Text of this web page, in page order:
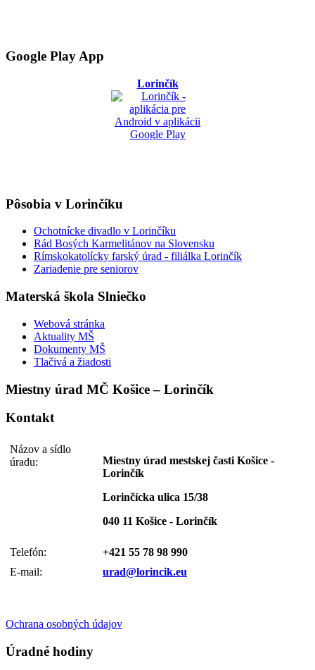
Google Play App
Lorinčík
Pôsobia v Lorinčíku
Ochotnícke divadlo v Lorinčíku
Rád Bosých Karmelitánov na Slovensku
Rímskokatolícky farský úrad - filiálka Lorinčík
Zariadenie pre seniorov
Materská škola Slniečko
Webová stránka
Aktuality MŠ
Dokumenty MŠ
Tlačivá a žiadosti
Miestny úrad MČ Košice – Lorinčík
Kontakt
Názov a sídlo
úradu:
Miestny úrad mestskej časti Košice -
Lorinčík
Lorinčícka ulica 15/38
040 11 Košice - Lorinčík
Telefón:
+421 55 78 98 990
E-mail:
urad@lorincik.eu
Ochrana osobných údajov
Úradné hodiny